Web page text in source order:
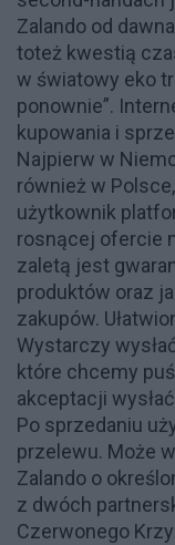
Zalando od
toteż kwestią
w światowy eko
ponownie”.
kupowania i
Najpierw w
również w
użytkownik
rosnącej ofercie
zaletą jest
produktów oraz
zakupów.
Wystarczy
które chcemy
akceptacji
Po sprzedaniu
przelewu. Może
Zalando o
z dwóch
Czerwonego